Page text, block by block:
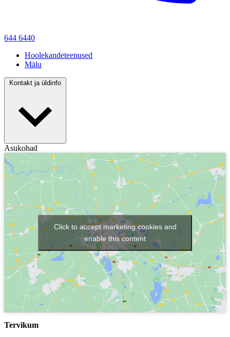
644 6440
Hoolekandeteenused
Mälu
Kontakt ja üldinfo
Asukohad
Click to accept marketing cookies and
enable this content
Tervikum